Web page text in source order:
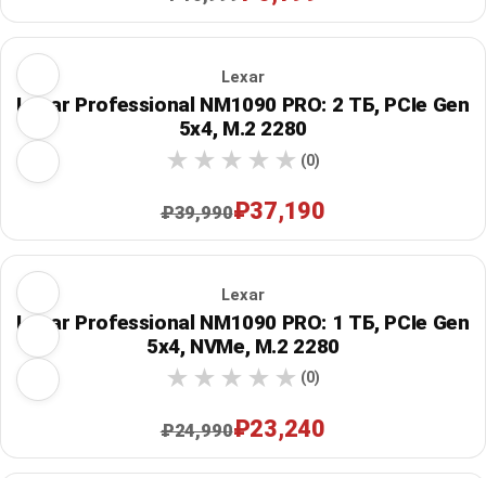
Lexar
Lexar Professional NM1090 PRO: 2 ТБ, PCIe Gen
5x4, M.2 2280
(0)
₽39,990₽37,190
Lexar
Lexar Professional NM1090 PRO: 1 ТБ, PCIe Gen
5x4, NVMe, M.2 2280
(0)
₽24,990₽23,240